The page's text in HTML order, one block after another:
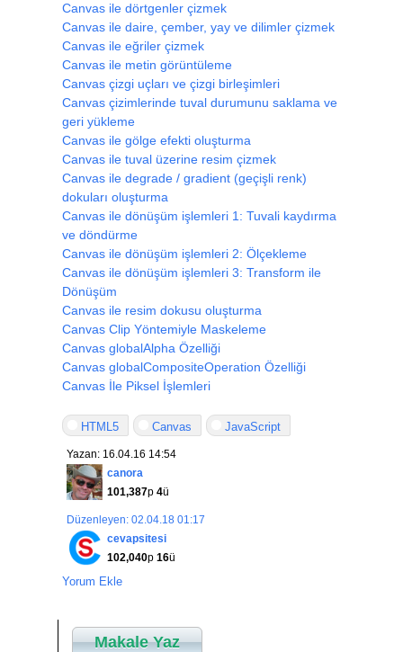
Canvas ile dörtgenler çizmek
Canvas ile daire, çember, yay ve dilimler çizmek
Canvas ile eğriler çizmek
Canvas ile metin görüntüleme
Canvas çizgi uçları ve çizgi birleşimleri
Canvas çizimlerinde tuval durumunu saklama ve
geri yükleme
Canvas ile gölge efekti oluşturma
Canvas ile tuval üzerine resim çizmek
Canvas ile degrade / gradient (geçişli renk)
dokuları oluşturma
Canvas ile dönüşüm işlemleri 1: Tuvali kaydırma
ve döndürme
Canvas ile dönüşüm işlemleri 2: Ölçekleme
Canvas ile dönüşüm işlemleri 3: Transform ile
Dönüşüm
Canvas ile resim dokusu oluşturma
Canvas Clip Yöntemiyle Maskeleme
Canvas globalAlpha Özelliği
Canvas globalCompositeOperation Özelliği
Canvas İle Piksel İşlemleri
HTML5 Canvas JavaScript
Yazan: 16.04.16 14:54
canora
101,387p 4ü
Düzenleyen: 02.04.18 01:17
cevapsitesi
102,040p 16ü
Yorum Ekle
Makale Yaz